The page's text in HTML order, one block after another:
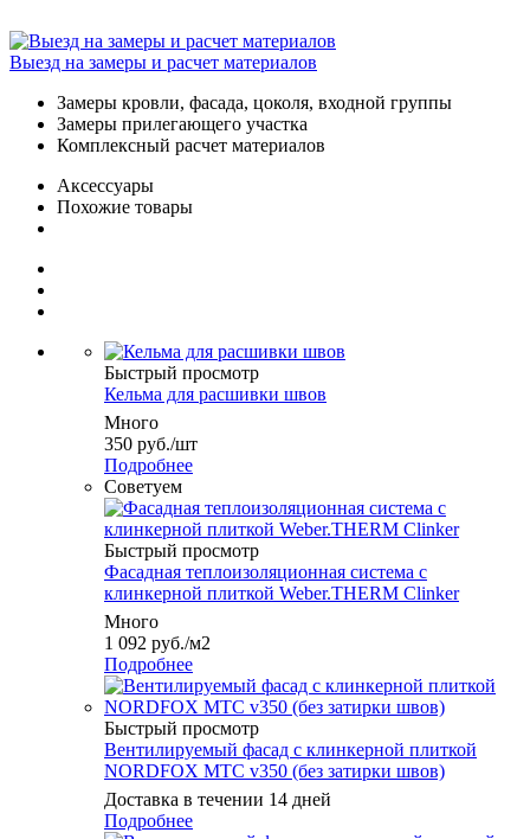
Выезд на замеры и расчет материалов
Замеры кровли, фасада, цоколя, входной группы
Замеры прилегающего участка
Комплексный расчет материалов
Аксессуары
Похожие товары
Быстрый просмотр
Кельма для расшивки швов
Много
350 руб./шт
Подробнее
Советуем
Быстрый просмотр
Фасадная теплоизоляционная система с
клинкерной плиткой Weber.THERM Clinker
Много
1 092 руб./м2
Подробнее
Быстрый просмотр
Вентилируемый фасад с клинкерной плиткой
NORDFOX МТС v350 (без затирки швов)
Доставка в течении 14 дней
Подробнее